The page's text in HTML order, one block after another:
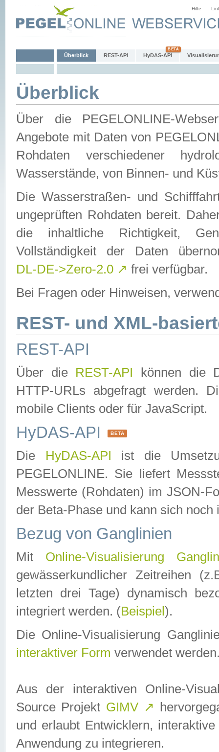
Hilfe
Überblick REST-API HyDAS-API
Überblick
Über die PEGELONLINE-
Angebote mit Daten von
Rohdaten verschiedener
Wasserstände, von Binnen- und
Die Wasserstraßen- und
ungeprüften Rohdaten bereit.
die inhaltliche Richtigkeit,
Vollständigkeit der Daten
DL-DE->Zero-2.0 ↗ frei verfügbar.
Bei Fragen oder Hinweisen,
REST- und XML-
REST-API
Über die REST-API können die
HTTP-URLs abgefragt werden.
mobile Clients oder für JavaScript.
HyDAS-API BETA
Die HyDAS-API ist die
PEGELONLINE. Sie liefert
Messwerte (Rohdaten) im JSON-
der Beta-Phase und kann sich noch
Bezug von Ganglinien
Mit Online-Visualisierung
gewässerkundlicher Zeitreihen
letzten drei Tage) dynamisch
integriert werden. (Beispiel ).
Die Online-Visualisierung
interaktiver Form verwendet
Aus der interaktiven Online-
Source Projekt GIMV ↗
und erlaubt Entwicklern,
Anwendung zu integrieren.